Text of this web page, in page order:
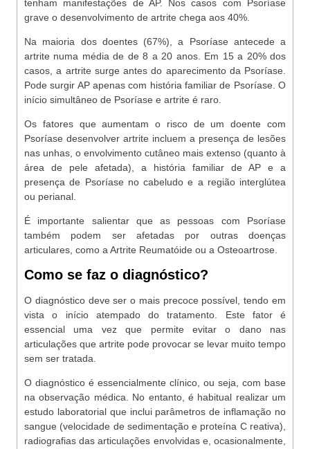
tenham manifestações de AP. Nos casos com Psoríase
grave o desenvolvimento de artrite chega aos 40%.
Na maioria dos doentes (67%), a Psoríase antecede a
artrite numa média de de 8 a 20 anos. Em 15 a 20% dos
casos, a artrite surge antes do aparecimento da Psoríase.
Pode surgir AP apenas com história familiar de Psoríase. O
início simultâneo de Psoríase e artrite é raro.
Os fatores que aumentam o risco de um doente com
Psoríase desenvolver artrite incluem a presença de lesões
nas unhas, o envolvimento cutâneo mais extenso (quanto à
área de pele afetada), a história familiar de AP e a
presença de Psoríase no cabeludo e a região interglútea
ou perianal.
É importante salientar que as pessoas com Psoríase
também podem ser afetadas por outras doenças
articulares, como a Artrite Reumatóide ou a Osteoartrose.
Como se faz o diagnóstico?
O diagnóstico deve ser o mais precoce possível, tendo em
vista o início atempado do tratamento. Este fator é
essencial uma vez que permite evitar o dano nas
articulações que artrite pode provocar se levar muito tempo
sem ser tratada.
O diagnóstico é essencialmente clínico, ou seja, com base
na observação médica. No entanto, é habitual realizar um
estudo laboratorial que inclui parâmetros de inflamação no
sangue (velocidade de sedimentação e proteína C reativa),
radiografias das articulações envolvidas e, ocasionalmente,